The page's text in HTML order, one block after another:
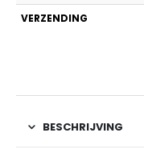
VERZENDING
BESCHRIJVING